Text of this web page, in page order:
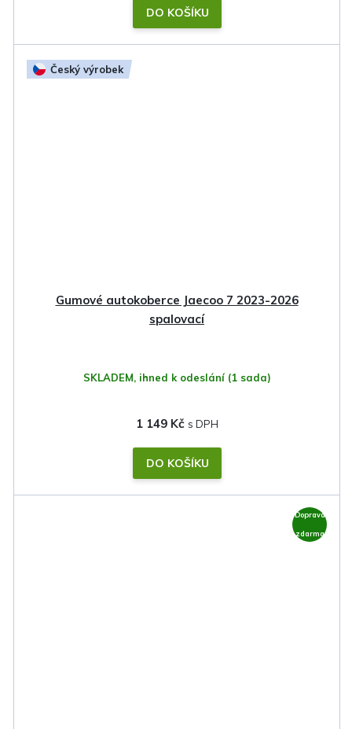
DO KOŠÍKU
Český výrobek
Gumové autokoberce Jaecoo 7 2023-2026
spalovací
SKLADEM, ihned k odeslání (1 sada)
1 149 Kč
DO KOŠÍKU
Doprava
zdarma